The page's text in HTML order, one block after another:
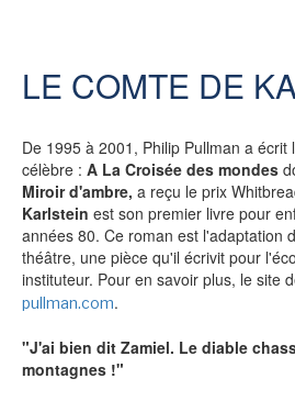
LIVRE
LE COMTE DE
De 1995 à 2001, Philip Pullman a
célèbre : A La Croisée des mondes
Miroir d'ambre, a reçu le prix
Karlstein est son premier livre pour
années 80. Ce roman est l'adaptation
théâtre, une pièce qu'il écrivit pour
instituteur. Pour en savoir plus, le site
pullman.com.
"J'ai bien dit Zamiel. Le diable
montagnes !"